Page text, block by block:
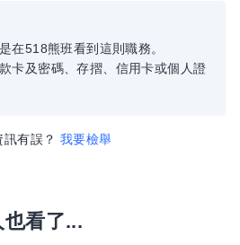
在518熊班看到這則職務。
卡及密碼、存摺、信用卡或個人證
訊有誤？ 我要檢舉
看了...